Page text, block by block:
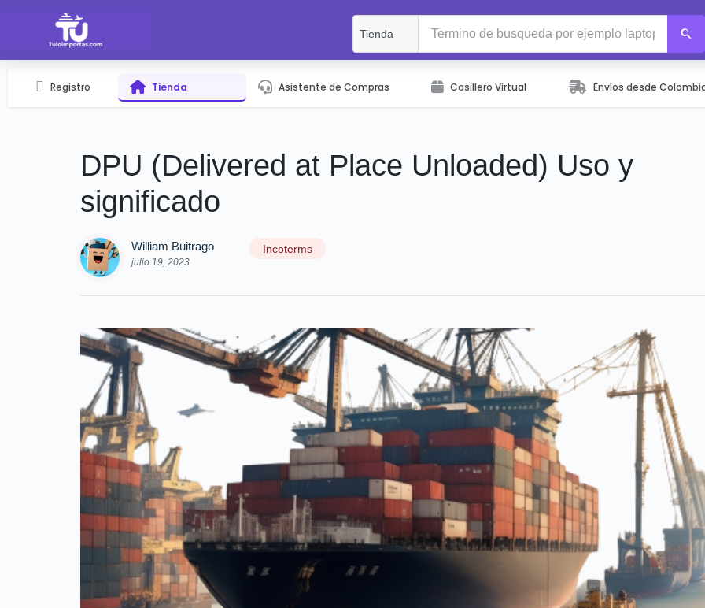
Registro Tienda Asistente de Compras Casillero Virtual Envíos desde
DPU (Delivered at Place Unloaded) Uso y
significado
William Buitrago
julio 19, 2023
Incoterms